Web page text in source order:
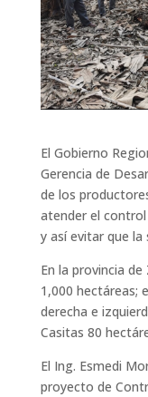
El Gobierno
Gerencia de
de los
atender el
y así evitar que
En la provincia
1,000 hectáreas;
derecha e
Casitas 80
El Ing. Esmedi
proyecto de